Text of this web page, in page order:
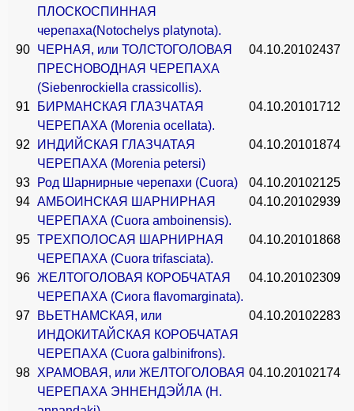
ПЛОСКОСПИННАЯ
черепаха(Notochelys platynota).
90 ЧЕРНАЯ, или ТОЛСТОГОЛОВАЯ
ПРЕСНОВОДНАЯ ЧЕРЕПАХА
(Siebenrockiella crassicollis).
04.10.20102437
91
БИРМАНСКАЯ ГЛАЗЧАТАЯ
ЧЕРЕПАХА (Morenia ocellata).
04.10.20101712
92
ИНДИЙСКАЯ ГЛАЗЧАТАЯ
ЧЕРЕПАХА (Morenia petersi)
04.10.20101874
93 Род Шарнирные черепахи (Cuora) 04.10.20102125
94 АМБОИНСКАЯ ШАРНИРНАЯ
ЧЕРЕПАХА (Cuora amboinensis).
04.10.20102939
95 ТРЕХПОЛОСАЯ ШАРНИРНАЯ
ЧЕРЕПАХА (Cuora trifasciata).
04.10.20101868
96 ЖЕЛТОГОЛОВАЯ КОРОБЧАТАЯ
ЧЕРЕПАХА (Сиога flavomarginata).
04.10.20102309
97
ВЬЕТНАМСКАЯ, или
ИНДОКИТАЙСКАЯ КОРОБЧАТАЯ
ЧЕРЕПАХА (Cuora galbinifrons).
04.10.20102283
98 ХРАМОВАЯ, или ЖЕЛТОГОЛОВАЯ
ЧЕРЕПАХА ЭННЕНДЭЙЛА (Н.
04.10.20102174